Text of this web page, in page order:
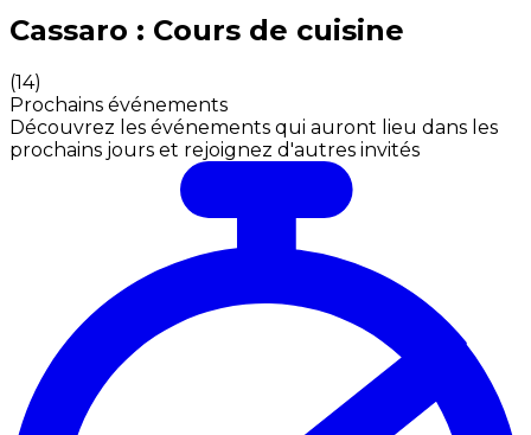
Expériences culinaires inoubliables : Expériences
Cassaro : Cours de cuisine
(14)
Prochains événements
Découvrez les événements qui auront lieu dans les
prochains jours et rejoignez d'autres invités